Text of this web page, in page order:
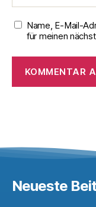
Name, E-Mail-
für meinen
Neueste